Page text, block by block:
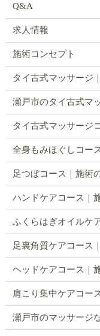
Q&A
求人情報
施術コンセプト
タイ古式マッサージ
瀬戸市のタイ古式マ
タイ古式マッサージ
全身もみほぐしコー
足つぼコース｜施術
ハンドケアコース｜
ふくらはぎオイルケ
足裏角質ケアコース
ヘッドケアコース｜
肩こり集中ケアコー
瀬戸市のマッサージ